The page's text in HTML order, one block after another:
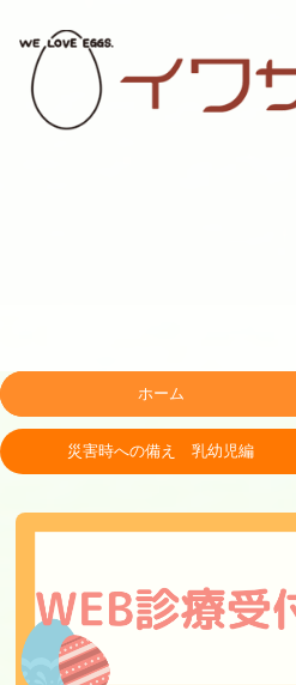
ホーム
災害時への備え 乳幼児編